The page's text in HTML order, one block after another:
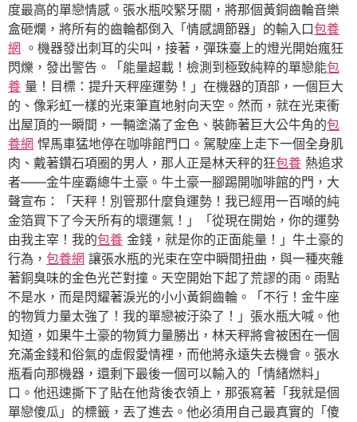
度最高的單戀情感。張水瓶咬緊牙關，將那個黃銅齒輪音樂
盒砸爛，將所有的齒輪都倒入「情感調節器」的輸入口包養
網 。機器發出刺耳的尖叫，接著，彈珠臺上的燈光開始瘋狂
閃爍，發出警告。「能量超載！檢測到極致純粹的單戀能包
養 量！目標：提升天秤座運勢！」在機器的頂部，一個巨大
的、像彩虹一樣的光束筆直地射向天空。然而，就在光束衝
出屋頂的一瞬間，一輛塗滿了金色、裝飾著巨大公牛角的包
養網 悍馬車猛地停在咖啡館門口。駕駛座上走下一個全身肌
肉、戴著鑽石項圈的男人，那人正是林天秤的狂包養 熱追求
者——金牛座霸總牛土豪。牛土豪一腳踢開咖啡館的門，大
聲宣布：「天秤！別管那什麼負運勢！我已經用一百噸的純
金箔買下了今天所有的壞運氣！」「從現在開始，你的運勢
由我主宰！我的包養 金錢，就是你的正面能量！」牛土豪的
行為， 包養網 讓張水瓶的光束在空中瞬間扭曲，與一種夾雜
著銅臭味的金色光芒對撞。天空開始下起了荒謬的雨。雨點
不是水，而是閃耀著淚光的小小黃銅齒輪。「不行！金牛座
的物質力量太強了！我的單戀被汙染了！」張水瓶大喊。他
知道，如果牛土豪的物質力量勝出，林天秤將會被困在一個
充滿金錢和俗氣的虛假愛情裡，而他將永遠失去機會。張水
瓶看向那機器，還剩下最後一個可以輸入的「情緒燃料」
口。他迅速撕下了貼在他背後衣領上，那張寫著「我就是個
單戀傻瓜」的標籤，丟了進去。他必須用自己最真實的「傻